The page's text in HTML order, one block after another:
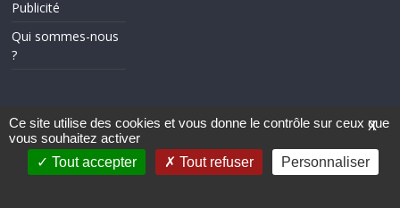
Publicité
Qui sommes-nous
?
Copyright © 2026
Theme ColorMag par
ThemeGrill.. Propulsé parWordPress.
X
Ce site utilise des cookies et vous donne le contrôle sur ceux que
vous souhaitez activer
Tout accepter
Tout refuser Personnaliser